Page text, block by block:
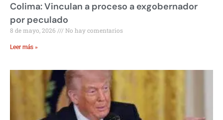
Colima: Vinculan a proceso a exgobernador
por peculado
8 de mayo, 2026 No hay comentarios
Leer más »